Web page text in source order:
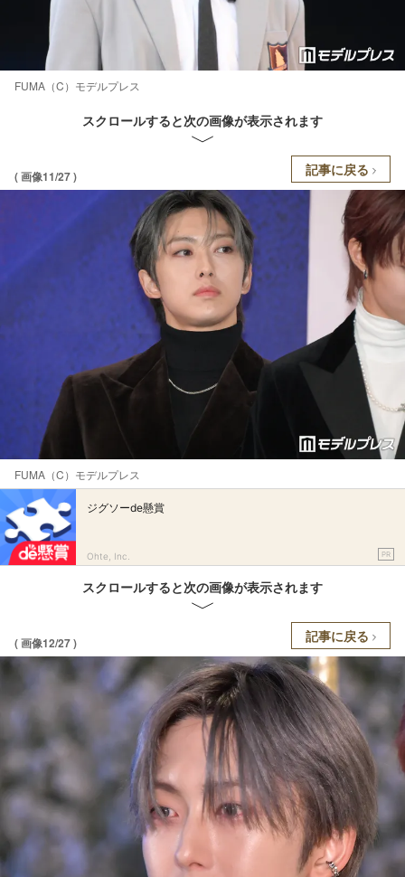
FUMA（C）モデルプレス
スクロールすると次の画像が表示されます
( 画像11/27 ) 記事に戻る
FUMA（C）モデルプレス
ジグソーde懸賞
Ohte, Inc. PR
スクロールすると次の画像が表示されます
( 画像12/27 ) 記事に戻る